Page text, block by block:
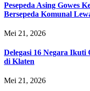
Pesepeda Asing Gowes
Bersepeda Komunal
Mei 21, 2026
Delegasi 16 Negara
di Klaten
Mei 21, 2026